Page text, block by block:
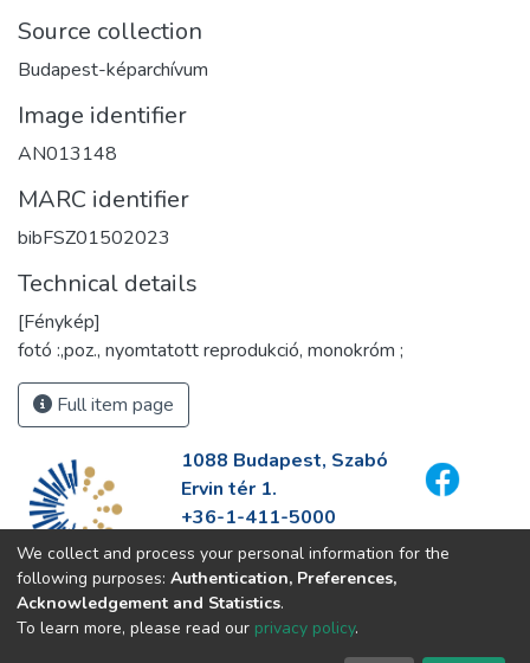
Source collection
Budapest-képarchívum
Image identifier
AN013148
MARC identifier
bibFSZ01502023
Technical details
[Fénykép]
fotó :,poz., nyomtatott reprodukció, monokróm ;
Full item page
1088 Budapest, Szabó
Ervin tér 1.
+36-1-411-5000
info@fszek.hu
https://fszek.hu
We collect and process your personal information for the
following purposes: Authentication, Preferences,
Acknowledgement and Statistics.
To learn more, please read our privacy policy.